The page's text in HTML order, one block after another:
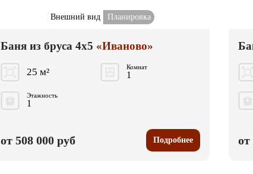
Внешний вид Планировка
Баня из бруса 4x5 «Иваново»
25 м² Комнат
1
Этажность
1
от 508 000 руб Подробнее от